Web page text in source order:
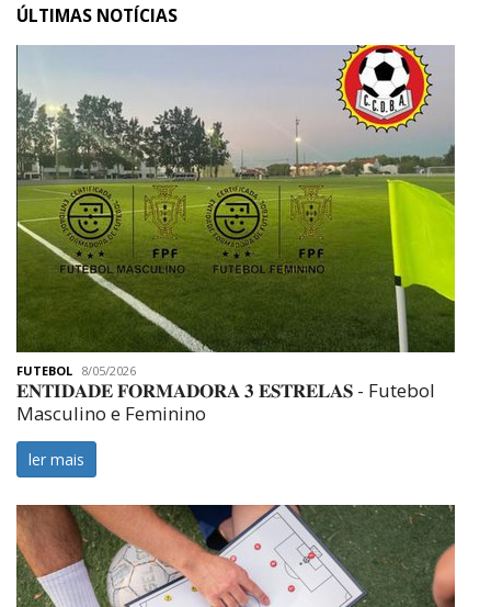
ÚLTIMAS NOTÍCIAS
FUTEBOL 8/05/2026
𝐄𝐍𝐓𝐈𝐃𝐀𝐃𝐄 𝐅𝐎𝐑𝐌𝐀𝐃𝐎𝐑𝐀 𝟑 𝐄𝐒𝐓𝐑𝐄𝐋𝐀𝐒 ️️- Futebol
Masculino e Feminino
ler mais